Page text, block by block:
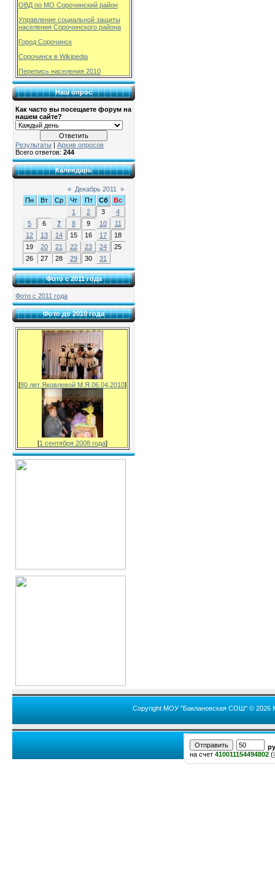
ОВД по МО Сорочинский район
Управление социальной защиты
населения Сорочинского района
Город Сорочинск
Сорочинск в Wikipedia
Перепись населения 2010
Наш опрос
Как часто вы посещаете форум на
нашем сайте?
Результаты
Архив опросов
Всего ответов: 244
Календарь
« Декабрь 2011 »
Пн
Вт Ср Чт Пт Сб
Вс
1
2 3
4
5
6 7 8 9 10
11
12
13 14 15 16 17
18
19
20 21 22 23 24
25
26
27 28 29 30 31
Фото с 2011 года
Фото с 2011 года
Фото до 2010 года
[80 лет Яковлевой М.Я.06.04.2010]
[1 сентября 2008 года]
Copyright МОУ "Баклановская СОШ" © 2026
на счет 410011154494802 (